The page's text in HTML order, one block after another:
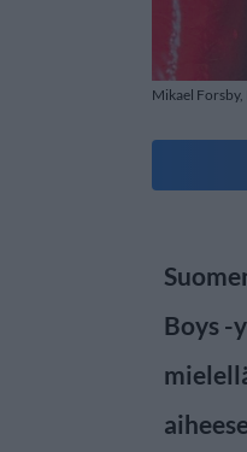
Mikael
Boys -